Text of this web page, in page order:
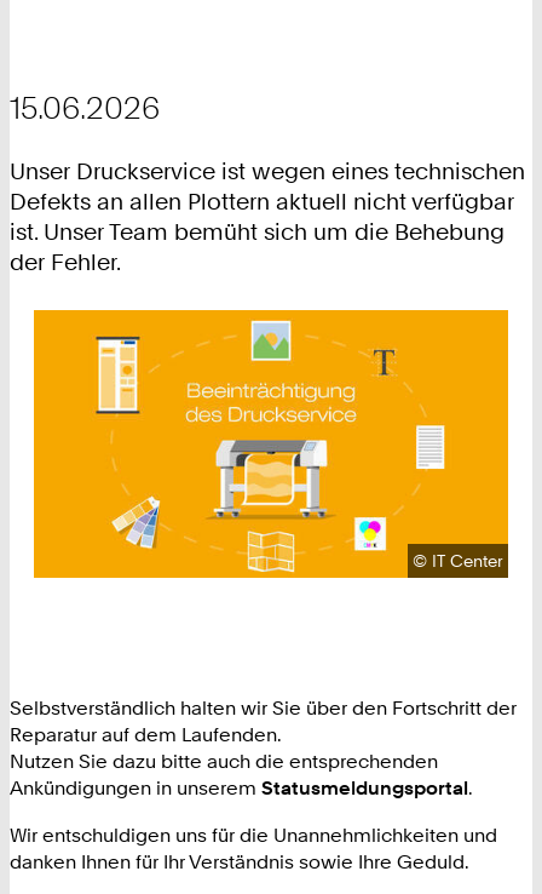
15.06.2026
Unser Druckservice ist wegen eines technischen
Defekts an allen Plottern aktuell nicht verfügbar
ist. Unser Team bemüht sich um die Behebung
der Fehler.
Urheberrecht:
© IT Center
Selbstverständlich halten wir Sie über den Fortschritt der
Reparatur auf dem Laufenden.
Nutzen Sie dazu bitte auch die entsprechenden
Ankündigungen in unserem Statusmeldungsportal.
Wir entschuldigen uns für die Unannehmlichkeiten und
danken Ihnen für Ihr Verständnis sowie Ihre Geduld.